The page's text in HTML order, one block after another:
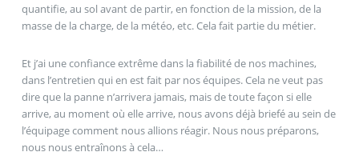
quantifie, au sol avant de partir, en fonction de la mission, de la
masse de la charge, de la météo, etc. Cela fait partie du métier.
Et j’ai une confiance extrême dans la fiabilité de nos machines,
dans l’entretien qui en est fait par nos équipes. Cela ne veut pas
dire que la panne n’arrivera jamais, mais de toute façon si elle
arrive, au moment où elle arrive, nous avons déjà briefé au sein de
l’équipage comment nous allions réagir. Nous nous préparons,
nous nous entraînons à cela…